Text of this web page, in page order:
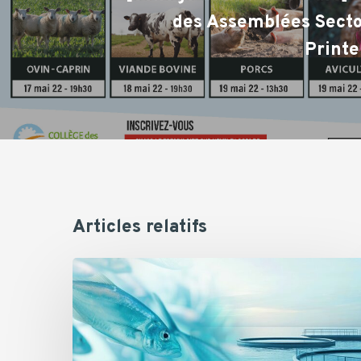
des Assemblées
Articles relatifs
[Evénement]
Colloque
international
Fish
Physiol